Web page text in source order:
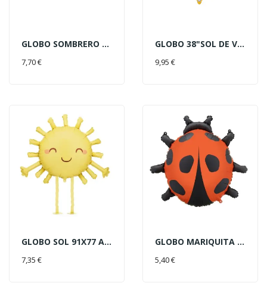
GLOBO SOMBRERO MEJICANO 81CM
7,70 €
GLOBO 38"SOL DE VERANO
9,95 €
GLOBO SOL 91X77 AMARILLO
7,35 €
GLOBO MARIQUITA 85X83CM
5,40 €